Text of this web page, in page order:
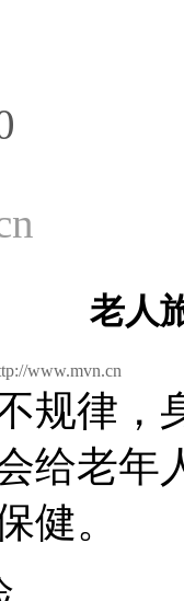
老人
www.mvn.cn
规律，
给老年
健。